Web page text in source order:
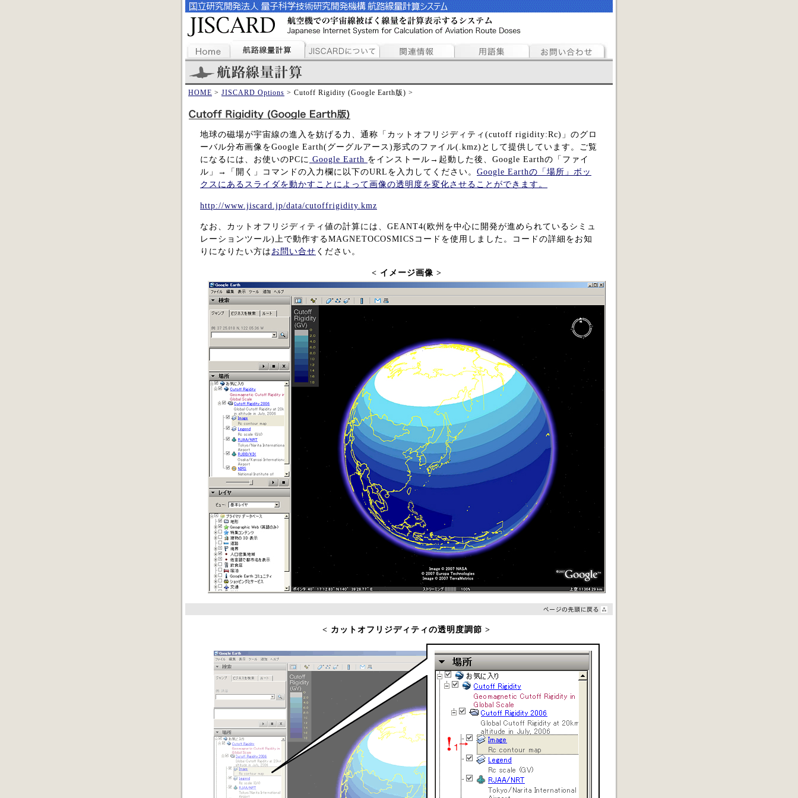
HOME > JISCARD Options > Cutoff Rigidity (Google Earth版) >
地球の磁場が宇宙線の進入を妨げる力、通称「カットオフリジディティ(cutoff rigidity:Rc)」のグロ
ーバル分布画像をGoogle Earth(グーグルアース)形式のファイル(.kmz)として提供しています。ご覧
になるには、お使いのPCに Google Earth をインストール→起動した後、Google Earthの「ファイ
ル」→「開く」コマンドの入力欄に以下のURLを入力してください。 Google Earthの「場所」ボッ
クスにあるスライダを動かすことによって画像の透明度を変化させることができます。
http://www.jiscard.jp/data/cutoffrigidity.kmz
なお、カットオフリジディティ値の計算には、GEANT4(欧州を中心に開発が進められているシミュ
レーションツール)上で動作するMAGNETOCOSMICSコードを使用しました。コードの詳細をお知
りになりたい方はお問い合せ ください。
< イメージ画像 >
< カットオフリジディティの透明度調節 >